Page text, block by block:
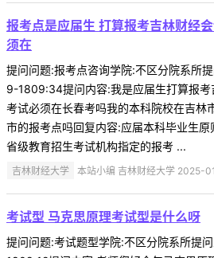
报考点是应届生 打算报考吉林财经
须在
提问问题:报考点咨询学院:不区分院系所
9-1809:34提问内容:我是应届生打算报考
考试必须在长春考吗我的本科院校在吉林
市的报考点吗回复内容:应届本科毕业生
省级教育招生考试机构指定的报考 ...
吉林财经大学 本站小编 吉林财经大学 2025-
考试型 马克思原理考试型是什么呀
提问问题:考试题型学院:不区分院系所